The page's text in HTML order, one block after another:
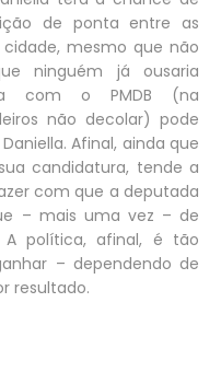
de ponta entre as
mesmo que não
ninguém já ousaria
com o PMDB (na
não decolar) pode
Afinal, ainda que
candidatura, tende a
com que a deputada
– mais uma vez – de
A política, afinal, é tão
– dependendo de
resultado.